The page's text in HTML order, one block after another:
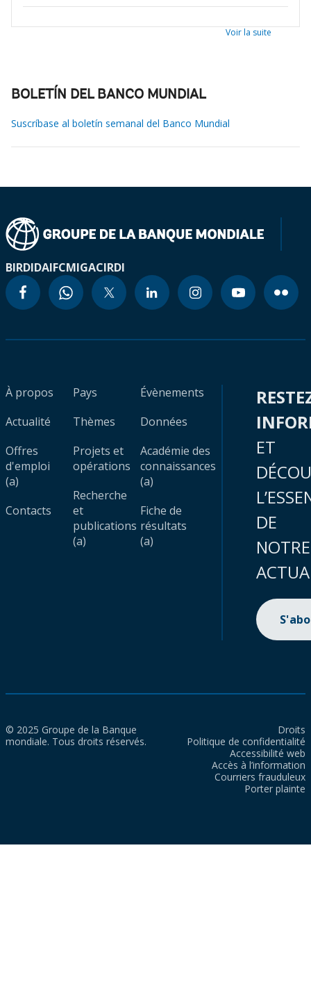
Voir la suite
BOLETÍN DEL BANCO MUNDIAL
Suscríbase al boletín semanal del Banco Mundial
BIRDIDAIFCMIGACIRDI
À propos
Actualité
Offres
d'emploi
(a)
Contacts
Pays
Thèmes
Projets et
opérations
Recherche
et
publications
(a)
Évènements
Données
Académie des
connaissances
(a)
Fiche de
résultats
(a)
ET
DE
NOTRE
© 2025 Groupe de la Banque
mondiale. Tous droits réservés.
Droits
Politique de confidentialité
Accessibilité web
Accès à l’information
Courriers frauduleux
Porter plainte